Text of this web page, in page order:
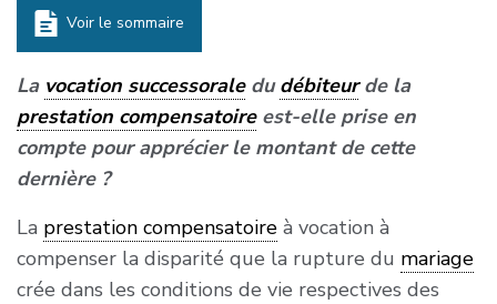
Voir le sommaire
La vocation successoraledudébiteurde la
prestation compensatoireest-elle prise en
compte pour apprécier le montant de cette
dernière ?
La prestation compensatoireà vocation à
compenser la disparité que la rupture du mariage
crée dans les conditions de vie respectives des